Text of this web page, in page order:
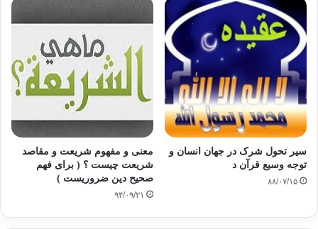
سیر تحول شرک در جهان انسان و
توجه وسیع قرآن د
۸۸/۰۷/۱۵
معنی و مفهوم شریعت و مقاصد
شریعت چیست ؟ ( برای فهم
صحیح دین ضروریست )
۹۴/۰۹/۲۱